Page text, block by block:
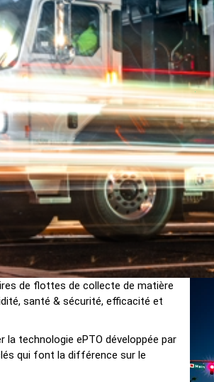
de flottes de collecte de matière
santé & sécurité, efficacité et
technologie ePTO développée par
qui font la différence sur le